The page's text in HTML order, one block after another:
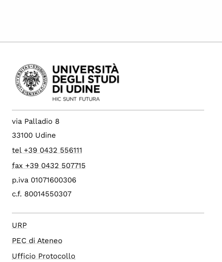
via Palladio 8
33100 Udine
tel +39 0432 556111
fax +39 0432 507715
p.iva 01071600306
c.f. 80014550307
URP
PEC di Ateneo
Ufficio Protocollo